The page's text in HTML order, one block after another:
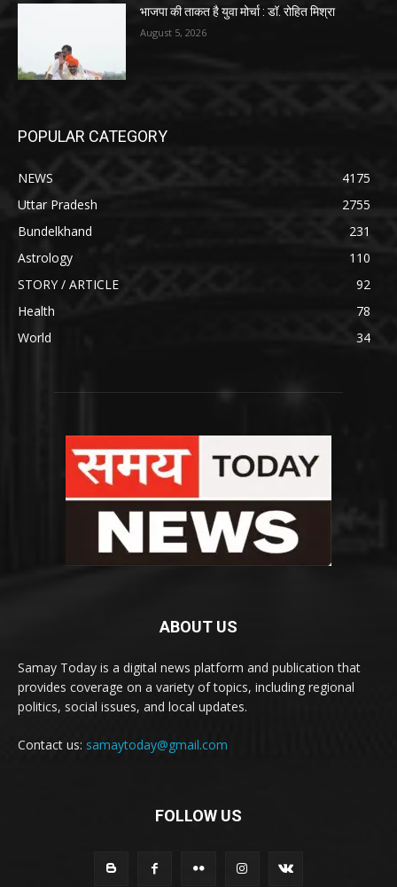
भाजपा की ताकत है युवा मोर्चा : डॉ. रोहित मिश्रा
August 5, 2026
POPULAR CATEGORY
NEWS
4175
Uttar Pradesh
2755
Bundelkhand
231
Astrology
110
STORY / ARTICLE
92
Health
78
World
34
ABOUT US
Samay Today is a digital news platform and publication that
provides coverage on a variety of topics, including regional
politics, social issues, and local updates.
Contact us: samaytoday@gmail.com
FOLLOW US